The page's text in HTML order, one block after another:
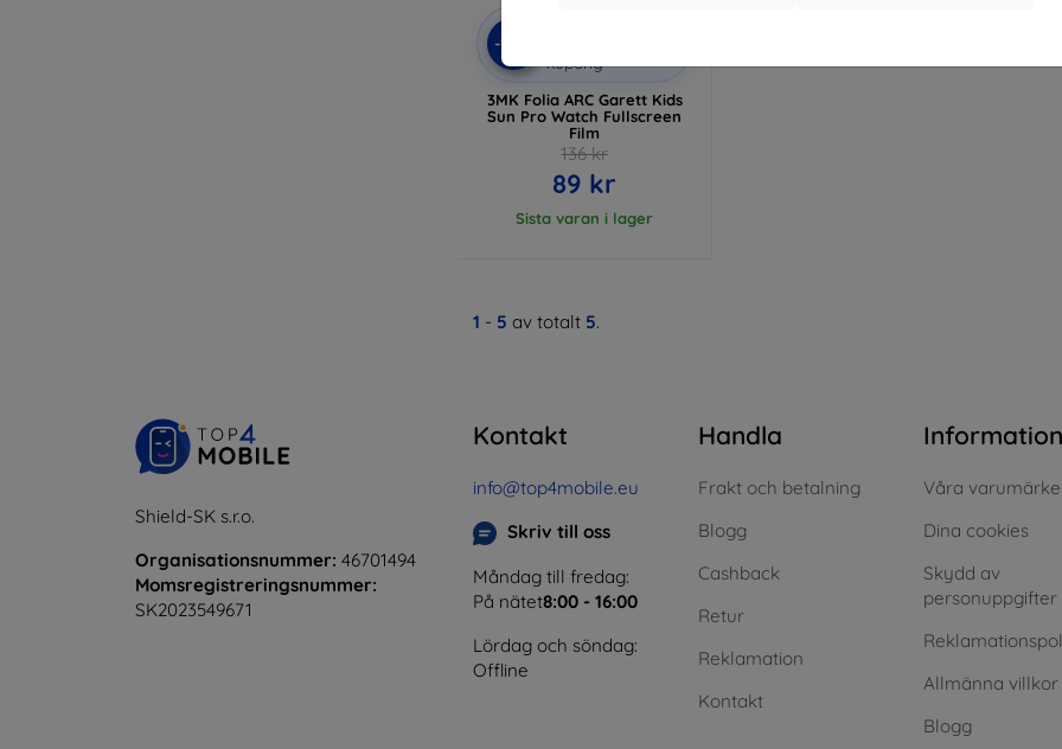
-10%
kupong
3MK Folia ARC Garett Kids
Sun Pro Watch Fullscreen
Film
136 kr
89 kr
Sista varan i lager
1 - 5 av totalt 5.
Shield-SK s.r.o.
Organisationsnummer: 46701494
Momsregistreringsnummer:
SK2023549671
Kontakt
info@top4mobile.eu
Skriv till oss
Måndag till fredag:
På nätet8:00 - 16:00
Lördag och söndag:
Offline
Handla
Frakt och betalning
Blogg
Cashback
Retur
Reklamation
Kontakt
Information
Våra
Dina cookies
Skydd av
personuppgifter
Allmänna villkor
Blogg